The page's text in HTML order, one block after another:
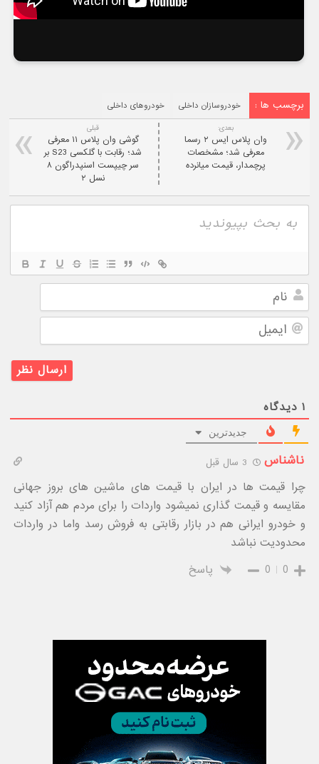
برچسب ها : خودروسازان داخلی خودروهای داخلی
قبلی
گوشی وان پلاس ۱۱ معرفی
شد؛ رقابت با گلکسی S23 بر
سر چیپست اسنپدراگون ۸
نسل ۲
بعدی:
وان پلاس ایس ۲ رسما
معرفی شد؛ مشخصات
پرچمدار، قیمت میانرده
نام
ایمیل
۱ دیدگاه
جدیدترین
ناشناس 3 سال قبل
چرا قیمت ها در ایران با قیمت های ماشین های بروز جهانی
مقایسه و قیمت گذاری نمیشود واردات را برای مردم هم آزاد کنید
و خودرو ایرانی هم در بازار رقابتی به فروش رسد واما در واردات
محدودیت نباشد
0
0 پاسخ